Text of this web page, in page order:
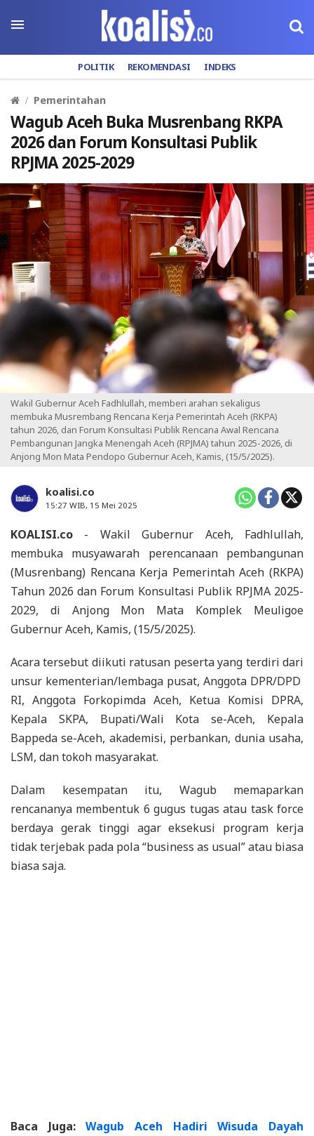
POLITIK REKOMENDASI INDEKS
Pemerintahan
Wagub Aceh Buka Musrenbang RKPA
2026 dan Forum Konsultasi Publik
RPJMA 2025-2029
Wakil Gubernur Aceh Fadhlullah, memberi arahan sekaligus
membuka Musrembang Rencana Kerja Pemerintah Aceh (RKPA)
tahun 2026, dan Forum Konsultasi Publik Rencana Awal Rencana
Pembangunan Jangka Menengah Aceh (RPJMA) tahun 2025-2026, di
Anjong Mon Mata Pendopo Gubernur Aceh, Kamis, (15/5/2025).
koalisi.co
15:27 WIB, 15 Mei 2025
KOALISI.co - Wakil Gubernur Aceh, Fadhlullah,
membuka musyawarah perencanaan pembangunan
(Musrenbang) Rencana Kerja Pemerintah Aceh (RKPA)
Tahun 2026 dan Forum Konsultasi Publik RPJMA 2025-
2029, di Anjong Mon Mata Komplek Meuligoe
Gubernur Aceh, Kamis, (15/5/2025).
Acara tersebut diikuti ratusan peserta yang terdiri dari
unsur kementerian/lembaga pusat, Anggota DPR/DPD
RI, Anggota Forkopimda Aceh, Ketua Komisi DPRA,
Kepala SKPA, Bupati/Wali Kota se-Aceh, Kepala
Bappeda se-Aceh, akademisi, perbankan, dunia usaha,
LSM, dan tokoh masyarakat.
Dalam kesempatan itu, Wagub memaparkan
rencananya membentuk 6 gugus tugas atau task force
berdaya gerak tinggi agar eksekusi program kerja
tidak terjebak pada pola “business as usual” atau biasa
biasa saja.
Baca Juga:Wagub Aceh Hadiri Wisuda Dayah